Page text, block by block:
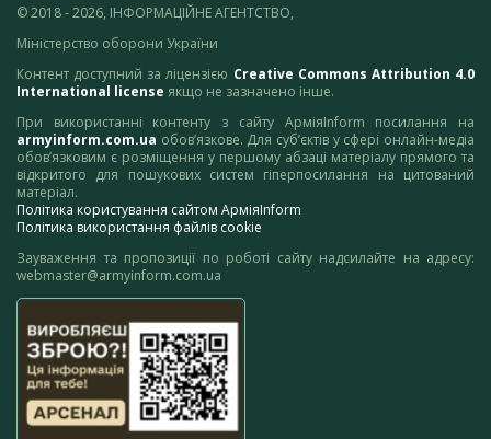
© 2018 - 2026, ІНФОРМАЦІЙНЕ АГЕНТСТВО,
Міністерство оборони України
Контент доступний за ліцензією Creative Commons Attribution 4.0
International license якщо не зазначено інше.
При використанні контенту з сайту АрміяInform посилання на
armyinform.com.ua обов’язкове. Для суб’єктів у сфері онлайн-медіа
обов’язковим є розміщення у першому абзаці матеріалу прямого та
відкритого для пошукових систем гіперпосилання на цитований
матеріал.
Політика користування сайтом АрміяInform
Політика використання файлів cookie
Зауваження та пропозиції по роботі сайту надсилайте на адресу:
webmaster@armyinform.com.ua